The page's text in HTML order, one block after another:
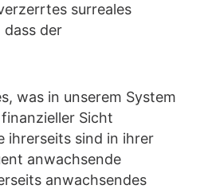
surreales
dass der
was in unserem System
Sicht
ihrerseits sind in ihrer
anwachsende
anwachsendes